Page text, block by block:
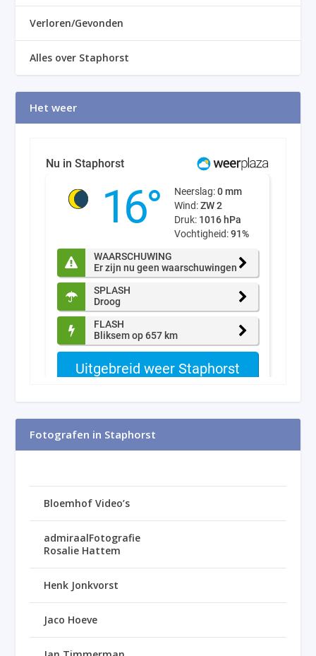
Verloren/Gevonden
Alles over Staphorst
Het weer
Fotografen in Staphorst
Bloemhof Video’s
admiraalFotografie
Rosalie Hattem
Henk Jonkvorst
Jaco Hoeve